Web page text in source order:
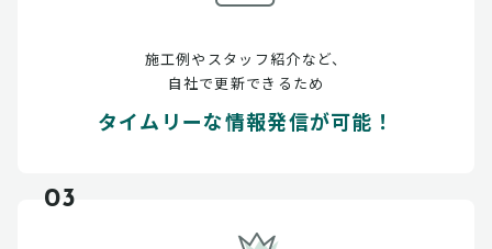
施工例やスタッフ紹介など、
自社で更新できるため
タイムリーな情報発信が可能！
03